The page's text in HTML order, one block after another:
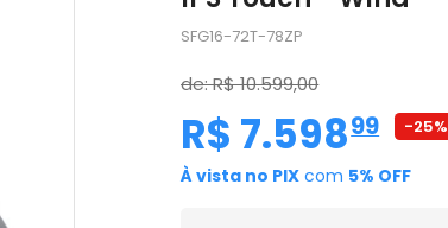
SFG16-72T-78ZP
de: R$ 10.599,00
R$ 7.598,
99 -25%
À vista no PIX com 5% OFF